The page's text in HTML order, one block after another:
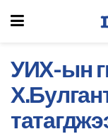
УИХ-ын